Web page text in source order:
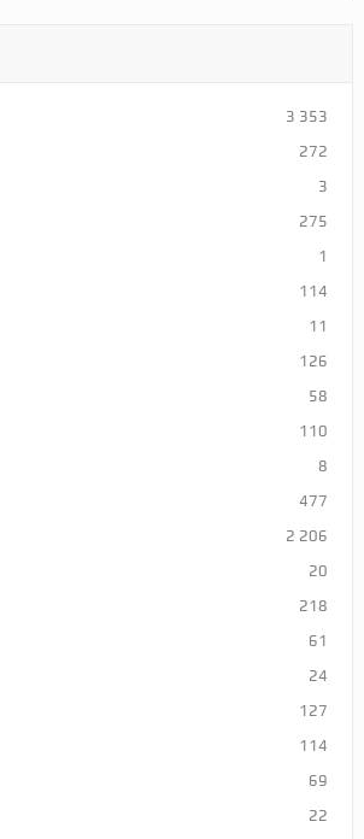
3 353
272
3
275
1
114
11
126
58
110
8
477
2 206
20
218
61
24
127
114
69
22